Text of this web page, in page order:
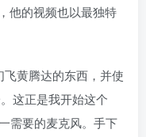
他的视频也以最独特
黄腾达的东西，并使
这正是我开始这个
需要的麦克风。手下